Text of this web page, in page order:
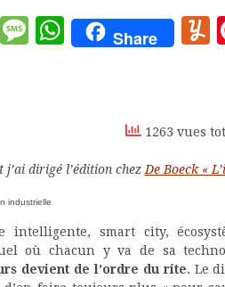
Mendeley
Message
WhatsApp
Share
1263 vues
dirigé l’édition chez De Boeck «
industrielle
intelligente, smart city,
où chacun y va de sa
devient de l’ordre du rite. Le